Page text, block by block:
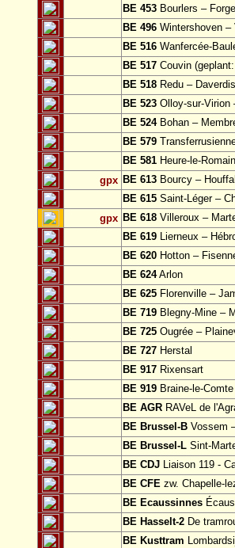
BE 453 Bourlers –
BE 496 Wintershoven –
BE 516 Wanfercée-
BE 517 Couvin
BE 518 Redu –
BE 523 Olloy-sur-Virion
BE 524Bohan –
BE 579
BE 581 Heure-le-
gpx BE 613 Bourcy –
BE 615 Saint-Léger –
gpx BE 618 Villeroux –
BE 619 Lierneux –
BE 620 Hotton –
BE 624Arlon
BE 625 Florenville –
BE 719 Blegny-Mine –
BE 725 Ougrée –
BE 727 Herstal
BE 917 Rixensart
BE 919 Braine-le-
BE AGR RAVeL de
BE Brussel-B Vossem
BE Brussel-L Sint-
BE CDJ Liaison 119 -
BE CFE zw. Chapelle-
BE Ecaussinnes
BE Hasselt-2 De
BE Kusttram